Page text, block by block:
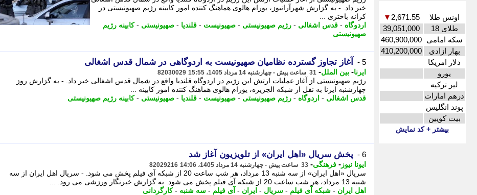
اونس طلا 2,671.55
▼
طلای 18
39,051,000
سکه امامی 460,900,000
بهار ازادی
410,200,000
دلار امریکا
یورو
لیر ترکیه
درهم امارات
پوند انگلیس
بیت کویین
بیشتر + کد نمایش
خبر داد. - به گزارش شهرآرانیوز، یورام هالوی هماهنگ کننده امور کابینه رژیم صهیونیستی در
کرانه باختری ...
اردوگاه - قدس اشغالی - رژیم صهیونیستی - صهیونیست - قلندیا - صهیونیستی -کابینه رژیم
صهیونیستی
5 - آغاز تجاوز گسترده نظامیان صهیونیست به اردوگاهی در شمال قدس اشغالی
ایرنا- بین الملل- 31 ساعت پیش - چهارشنبه 14 مرداد 1405، 15:55 82030029
رژیم صهیونیستی از آغاز عملیات ارتش این رژیم در اردوگاه قلندیا واقع در شمال قدس اشغالی خبر داد. - به گزارش روز
چهارشنبه ایرنا به نقل از شبکه الجزیره، یورام هالوی هماهنگ کننده امور کابینه ...
قدس اشغالی - اردوگاه - رژیم صهیونیستی - صهیونیست - قلندیا - صهیونیستی -کابینه رژیم صهیونیستی
6 - پخش سریال «اهل ایران» از تلویزیون آغاز شد
ایونا نیوز - فرهنگی- 33 ساعت پیش - چهارشنبه 14 مرداد 1405، 14:06 82029216
سریال «اهل ایران» از سه شنبه 13 مرداد، هر شب ساعت 20 از شبکه آی فیلم پخش می شود. - سریال اهل ایران از سه
شنبه 13 مرداد، هر شب ساعت 20 از شبکه آی فیلم پخش می شود. به گزارش خبرنگار ورزشی می رود. ...
اهل ایران - شبکه آی فیلم - سریال - ایران - آی فیلم - سه شنبه -کارگردانی